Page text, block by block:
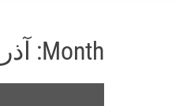
Month: آذر ۱۳۹۴